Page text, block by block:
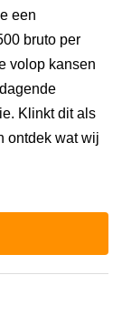
een
bruto per
volop kansen
Klinkt dit als
ontdek wat wij